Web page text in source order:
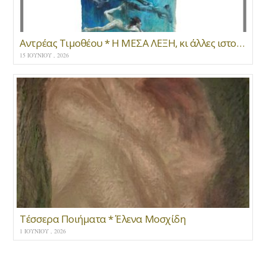
Αντρέας Τιμοθέου * Η ΜΕΣΑ ΛΕΞΗ, κι άλλες ιστορίες του βυθού
15 ΙΟΥΝΊΟΥ , 2026
Τέσσερα Ποιήματα * Έλενα Μοσχίδη
1 ΙΟΥΝΊΟΥ , 2026